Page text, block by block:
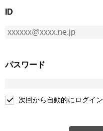
ID
パスワード
次回から自動的にログイン